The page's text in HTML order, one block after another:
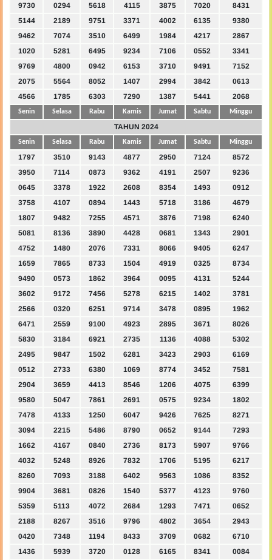
9730
0294 5618 4115 3875 7020
8431
5144
2189 9751 3371 4002 6135
9380
9462
7074 3510 6499 1984 4217
2867
1020
5281 6495 9234 7106 0552
3341
9769
4800 0942 6153 3710 9491
7152
2075
5564 8052 1407 2994 3842
0613
4566
1785 6303 7290 1387 5441 2068
Senin Selasa Rabu Kamis Jumat Sabtu Minggu
TAHUN 2024
Senin Selasa Rabu Kamis Jumat Sabtu Minggu
1797 3510 9143 4877 2950 7124
8572
3950
7114 0873 9362 4191 2507
9236
0645
3378 1922 2608 8354 1493
0912
3758
4107 0894 1443 5718 3186
4679
1807
9482 7255 4571 3876 7198
6240
5081
8136 3890 4428 0681 1343
2901
4752
1480 2076 7331 8066 9405
6247
1659
7865 8733 1504 4919 0325
8734
9490
0573 1862 3964 0095 4131
5244
3602
9172 7456 5278 6215 1402
3781
2566
0320 6251 9714 3478 0895
1962
6471
2559 9100 4923 2895 3671
8026
5830
3184 6921 2735 1136 4088
5302
2495
9847 1502 6281 3423 2903
6169
0512
2733 6380 1069 8774 3452
7581
2904
3659 4413 8546 1206 4075
6399
9580
5047 7861 2691 0575 9234
1802
7478
4133 1250 6047 9426 7625
8271
3094
2215 5486 8790 0652 9144
7293
1662
4167 0840 2736 8173 5907
9766
4032
5248 8926 7832 1706 5195
6217
8260
7093 3188 6402 9563 1086
8352
9904
3681 0826 1540 5377 4123
9760
5359
5113 4072 2684 1293 7471
0652
2188
8267 3516 9796 4802 3654
2943
0420
7348 1194 8433 3709 0682
6710
1436
5939 3720 0128 6165 8341 0084